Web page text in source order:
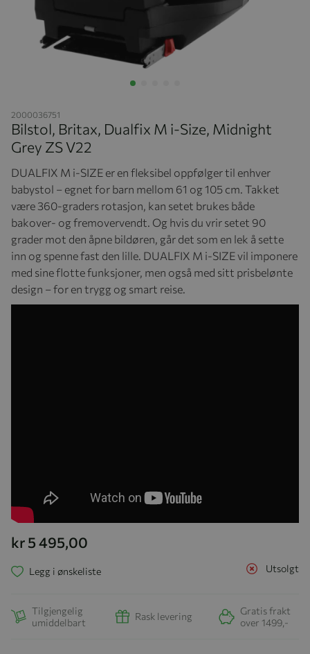
2000036751
Bilstol, Britax, Dualfix M i-Size, Midnight
Grey ZS V22
DUALFIX M i-SIZE er en fleksibel oppfølger til enhver
babystol – egnet for barn mellom 61 og 105 cm. Takket
være 360-graders rotasjon, kan setet brukes både
bakover- og fremovervendt. Og hvis du vrir setet 90
grader mot den åpne bildøren, går det som en lek å sette
inn og spenne fast den lille. DUALFIX M i-SIZE vil imponere
med sine flotte funksjoner, men også med sitt prisbelønte
design – for en trygg og smart reise.
kr 5 495,00
Utsolgt
Legg i ønskeliste
Tilgjengelig
umiddelbart
Rask levering
Gratis frakt
over 1499,-